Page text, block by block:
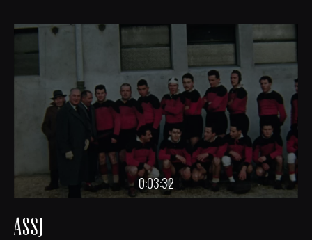
0:03:32
ASSJ